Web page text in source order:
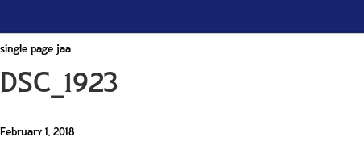
single page jaa
DSC_1923
February 1, 2018